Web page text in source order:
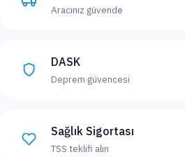
Aracınız güvende
DASK
Deprem güvencesi
Sağlık Sigortası
TSS teklifi alın